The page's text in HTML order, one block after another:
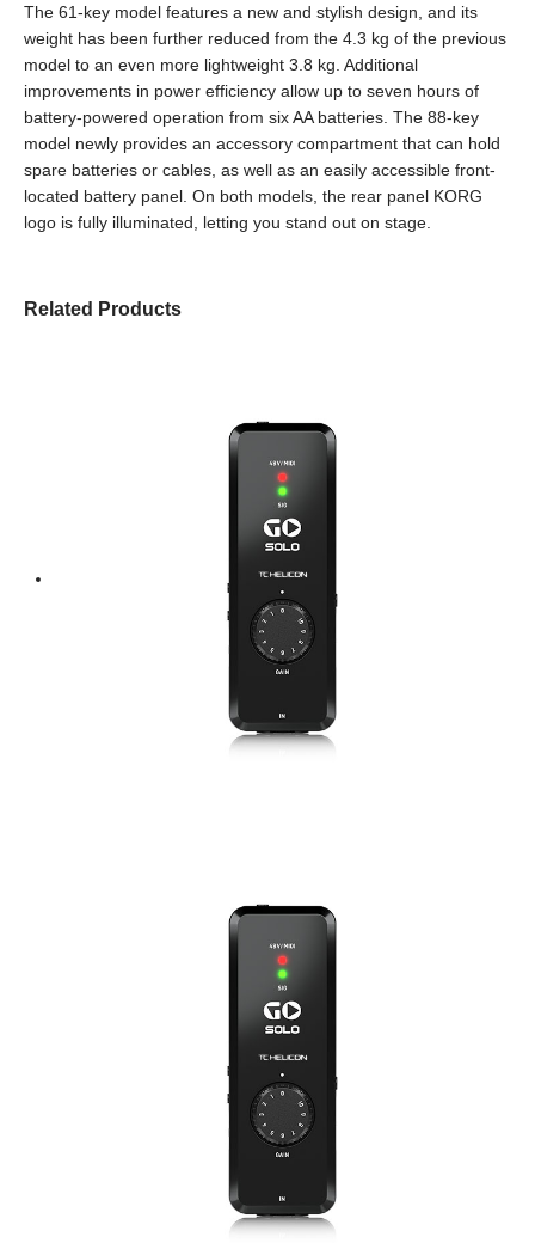
The 61-key model features a new and stylish design, and its
weight has been further reduced from the 4.3 kg of the previous
model to an even more lightweight 3.8 kg. Additional
improvements in power efficiency allow up to seven hours of
battery-powered operation from six AA batteries. The 88-key
model newly provides an accessory compartment that can hold
spare batteries or cables, as well as an easily accessible front-
located battery panel. On both models, the rear panel KORG
logo is fully illuminated, letting you stand out on stage.
Related Products